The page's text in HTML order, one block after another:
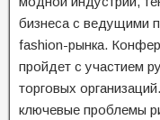
бизнеса с ведущими
fashion-рынка.
пройдет с участием
торговых
ключевые проблемы